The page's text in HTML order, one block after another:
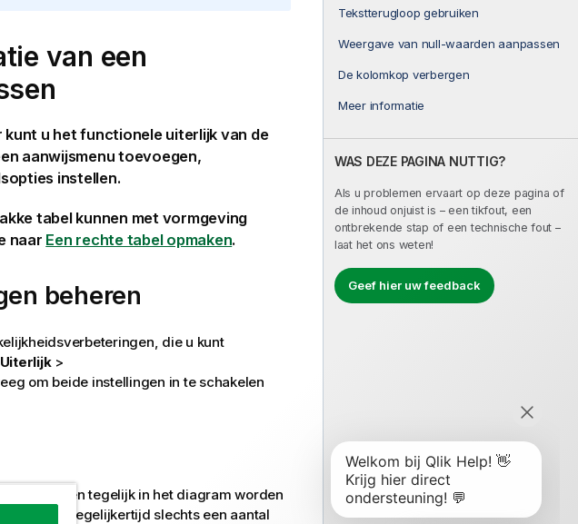
Tekstterugloop gebruiken
Weergave van null-waarden aanpassen
De kolomkop verbergen
Meer informatie
WAS DEZE PAGINA NUTTIG?
Als u problemen ervaart op deze pagina of
de inhoud onjuist is – een tikfout, een
ontbrekende stap of een technische fout –
laat het ons weten!
Geef hier uw feedback
van een
u het functionele uiterlijk van de
aanwijsmenu toevoegen,
instellen.
tabel kunnen met vormgeving
naar Een rechte tabel opmaken.
beheren
die u kunt
Uiterlijk>
om beide instellingen in te schakelen
hoeveel rijen tegelijk in het diagram worden
alle rijen tegelijkertijd slechts een aantal